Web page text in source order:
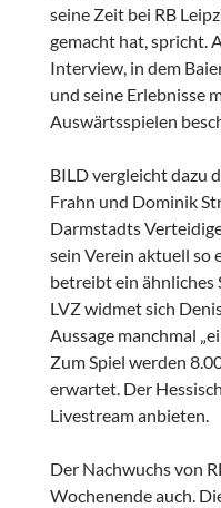
seine Zeit bei RB
gemacht hat, spricht.
Interview, in dem
und seine Erlebnisse
Auswärtsspielen
BILD vergleicht dazu
Frahn und Dominik
Darmstadts
sein Verein aktuell so
betreibt ein ähnliches
LVZ widmet sich
Aussage manchmal
Zum Spiel werden
erwartet. Der
Livestream anbieten.
Der Nachwuchs von
Wochenende auch.